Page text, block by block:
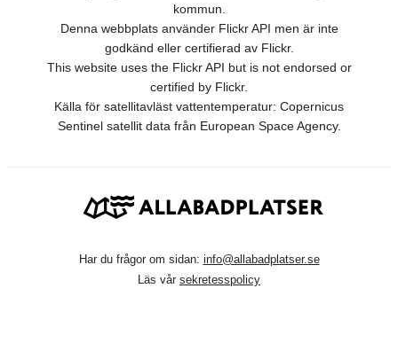
kommun.
Denna webbplats använder Flickr API men är inte
godkänd eller certifierad av Flickr.
This website uses the Flickr API but is not endorsed or
certified by Flickr.
Källa för satellitavläst vattentemperatur: Copernicus
Sentinel satellit data från European Space Agency.
Har du frågor om sidan: info@allabadplatser.se
Läs vår sekretesspolicy